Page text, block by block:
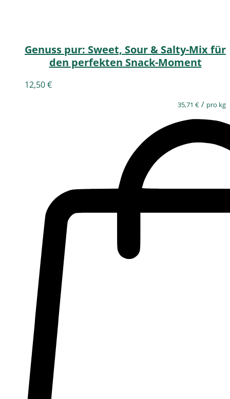
Genuss pur: Sweet, Sour & Salty-Mix für
den perfekten Snack-Moment
12,50€
35,71 € / pro kg